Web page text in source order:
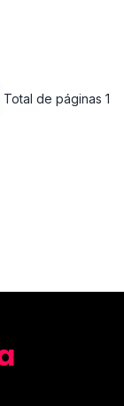
Total de páginas 1